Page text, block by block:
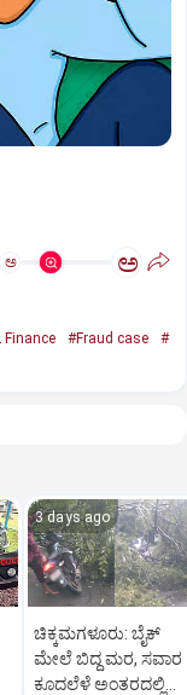
ಅ ಅ
Finance #Fraud case
#
3 days ago
ಚಿಕ್ಕಮಗಳೂರು: ಬೈಕ್
ಮೇಲೆ ಬಿದ್ದ ಮರ, ಸವಾರ
ಕೂದಲೆಳೆ ಅಂತರದಲ್ಲಿ